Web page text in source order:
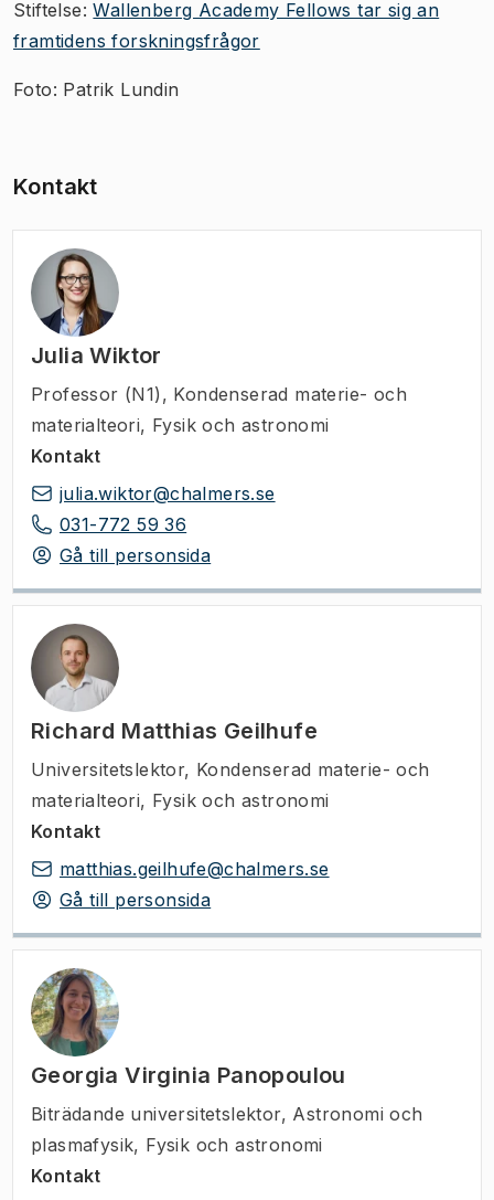
Stiftelse:Wallenberg Academy Fellows tar sig an
framtidens forskningsfrågor
Foto: Patrik Lundin
Kontakt
Julia Wiktor
Professor (N1) , Kondenserad materie- och
materialteori, Fysik och astronomi
Kontakt
julia.wiktor@chalmers.se
031-772 59 36
Gå till personsida
Richard Matthias Geilhufe
Universitetslektor, Kondenserad materie- och
materialteori, Fysik och astronomi
Kontakt
matthias.geilhufe@chalmers.se
Gå till personsida
Georgia Virginia Panopoulou
Biträdande universitetslektor, Astronomi och
plasmafysik, Fysik och astronomi
Kontakt